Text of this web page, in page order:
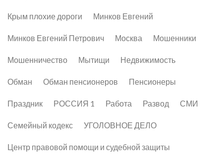
Крым плохие дороги Минков Евгений
Минков Евгений Петрович Москва Мошенники
Мошенничество Мытищи Недвижимость
Обман Обман пенсионеров Пенсионеры
Праздник РОССИЯ 1 Работа Развод СМИ
Семейный кодекс УГОЛОВНОЕ ДЕЛО
Центр правовой помощи и судебной защиты